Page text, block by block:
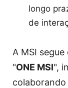
longo
de
A MSI
"ONE MSI",